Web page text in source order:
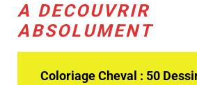
A DECOUVRIR
ABSOLUMENT
Coloriage Cheval : 50